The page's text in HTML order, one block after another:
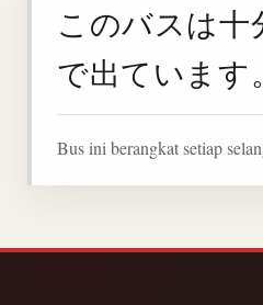
このバスは十
で出ています。
Bus ini berangkat setiap